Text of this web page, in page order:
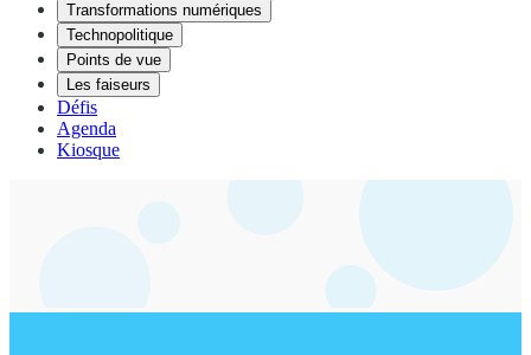
Transformations numériques
Technopolitique
Points de vue
Les faiseurs
Défis
Agenda
Kiosque